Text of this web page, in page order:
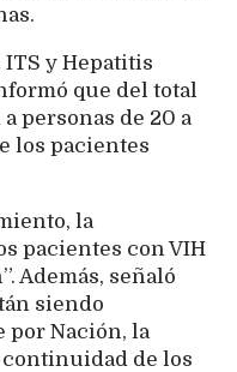
ITS y Hepatitis
que del total
personas de 20 a
los pacientes
la
pacientes con VIH
Además, señaló
siendo
por Nación, la
de los